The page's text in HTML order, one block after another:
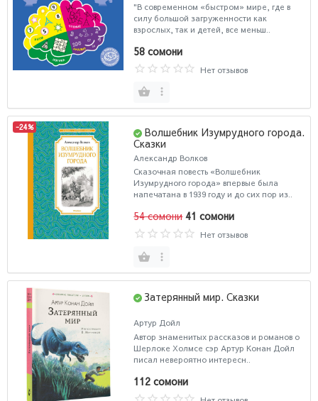
"В современном «быстром» мире, где в
силу большой загруженности как
взрослых, так и детей, все меньш..
58 сомони
Нет отзывов
-24%
Волшебник Изумрудного города.
Сказки
Александр Волков
Сказочная повесть «Волшебник
Изумрудного города» впервые была
напечатана в 1939 году и до сих пор из..
54 сомони 41 сомони
Нет отзывов
Затерянный мир. Сказки
Артур Дойл
Автор знаменитых рассказов и романов о
Шерлоке Холмсе сэр Артур Конан Дойл
писал невероятно интересн..
112 сомони